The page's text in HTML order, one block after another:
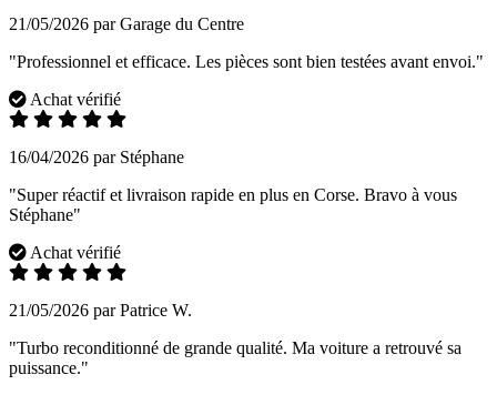
21/05/2026 par Garage du Centre
"Professionnel et efficace. Les pièces sont bien testées avant envoi."
Achat vérifié
16/04/2026 par Stéphane
"Super réactif et livraison rapide en plus en Corse. Bravo à vous
Stéphane"
Achat vérifié
21/05/2026 par Patrice W.
"Turbo reconditionné de grande qualité. Ma voiture a retrouvé sa
puissance."